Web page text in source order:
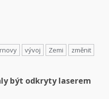
vývoj Zemi změnit
být odkryty laserem